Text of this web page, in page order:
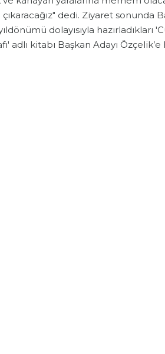
dedi. Ziyaret sonunda
dolayısıyla hazırladıkları
adlı kitabı Başkan Adayı